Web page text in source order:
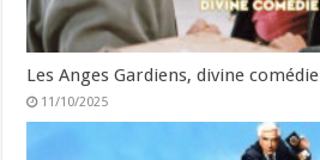
Les Anges Gardiens, divine comédie
11/10/2025